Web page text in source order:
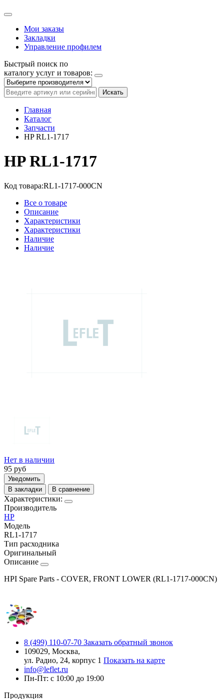
Мои заказы
Закладки
Управление профилем
Быстрый поиск по
каталогу услуг и товаров:
Искать
Главная
Каталог
Запчасти
HP RL1-1717
HP RL1-1717
Код товара:RL1-1717-000CN
Все о товаре
Описание
Характеристики
Характеристики
Наличие
Наличие
Нет в наличии
95 руб
Уведомить
В закладки
В сравнение
Характеристики:
Производитель
HP
Модель
RL1-1717
Тип расходника
Оригинальный
Описание
HPI Spare Parts - COVER, FRONT LOWER (RL1-1717-000CN)
8 (499) 110-07-70 Заказать обратный звонок
109029, Москва,
ул. Радио, 24, корпус 1 Показать на карте
info@leflet.ru
Пн-Пт: с 10:00 до 19:00
Продукция